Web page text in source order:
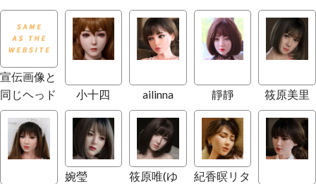
宣伝画像と
同じヘっド
小十四 ailinna 靜靜 筱原美里
婉瑩
筱原唯(ゆ
紀香暝リタ